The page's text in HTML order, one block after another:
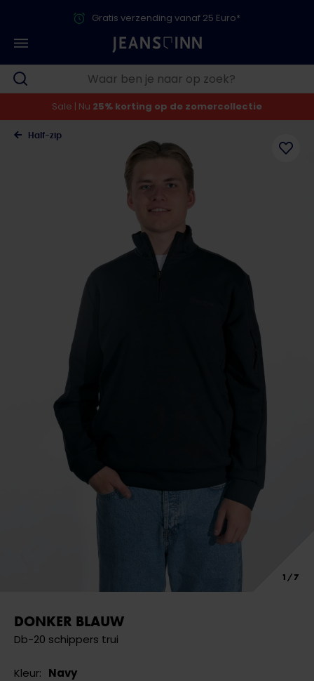
Gratis verzending vanaf 25 Euro*
Sale | Nu 25% korting op de zomercollectie
Half-zip
DONKER BLAUW
Db-20 schippers trui
Kleur: Navy